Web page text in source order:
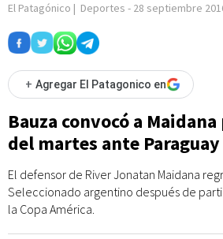
El Patagónico | Deportes - 28 septiembre
+ Agregar El Patagonico en
Bauza convocó a
del martes ante Paraguay
El defensor de River Jonatan Maidana
Seleccionado argentino después de
la Copa América.